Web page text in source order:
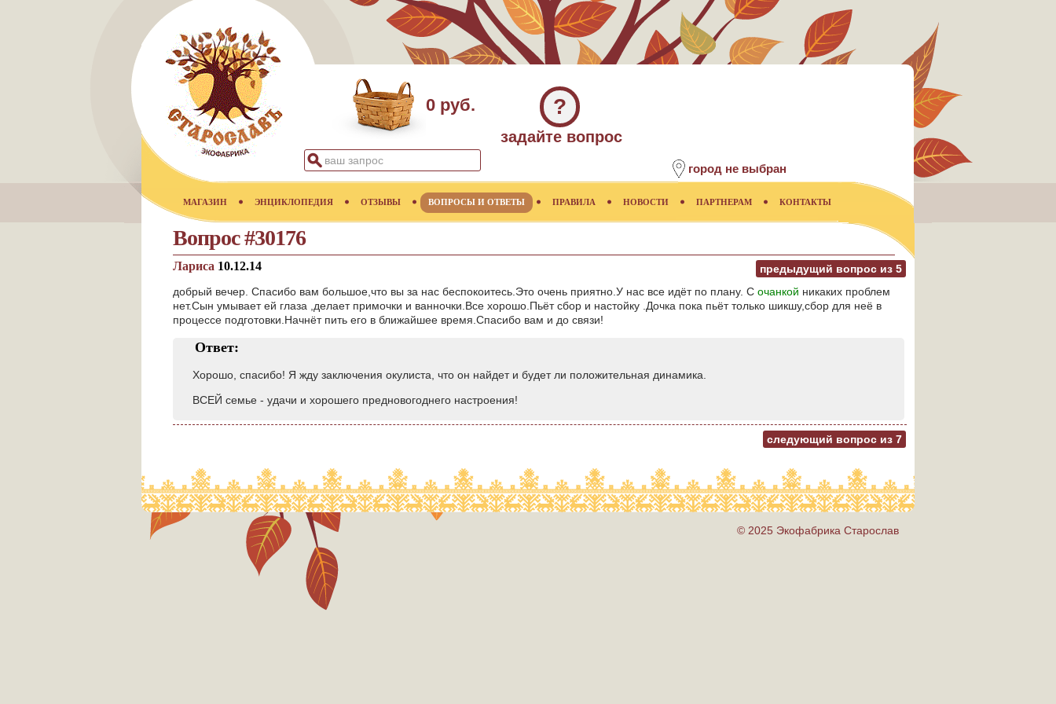
0 руб. ?
задайте вопрос
город не выбран
МАГАЗИН ЭНЦИКЛОПЕДИЯ ОТЗЫВЫ ВОПРОСЫ И ОТВЕТЫ ПРАВИЛА НОВОСТИ ПАРТНЕРАМ КОНТАКТЫ
Вопрос #30176
предыдущий вопрос из 5
Лариса 10.12.14
добрый вечер. Спасибо вам большое,что вы за нас беспокоитесь.Это очень приятно.У нас все идёт по плану. С очанкой никаких проблем
нет.Сын умывает ей глаза ,делает примочки и ванночки.Все хорошо.Пьёт сбор и настойку .Дочка пока пьёт только шикшу,сбор для неё в
процессе подготовки.Начнёт пить его в ближайшее время.Спасибо вам и до связи!
Ответ:
Хорошо, спасибо! Я жду заключения окулиста, что он найдет и будет ли положительная динамика.
ВСЕЙ семье - удачи и хорошего предновогоднего настроения!
следующий вопрос из 7
© 2025 Экофабрика Старослав